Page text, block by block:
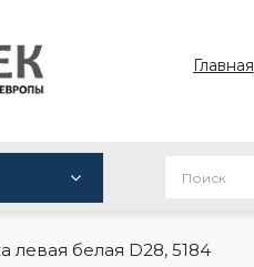
Главная
левая белая D28, 5184